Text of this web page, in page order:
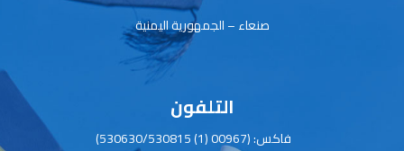
صنعاء – الجمهورية اليمنية
التلفون
فاكس: (00967 (1) 530630/530815)